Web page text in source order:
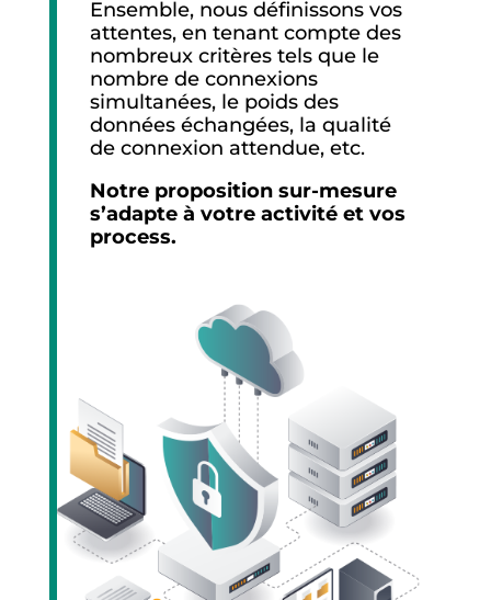
Ensemble, nous définissons vos
attentes, en tenant compte des
nombreux critères tels que le
nombre de connexions
simultanées, le poids des
données échangées, la qualité
de connexion attendue, etc.
Notre proposition sur-mesure
s’adapte à votre activité et vos
process.